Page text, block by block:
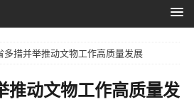
多措并举推动文物工作高质量发展
推动文物工作高质量发